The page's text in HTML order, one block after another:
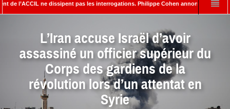
ne dissipent pas les interrogations. Philippe Cohen annonce se réserver le
L’Iran accuse Israël d’avoir
assassiné un officier supérieur du
Corps des gardiens de la
révolution lors d’un attentat en
Syrie